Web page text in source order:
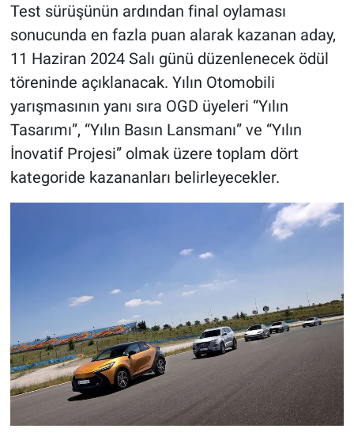
Test sürüşünün ardından final oylaması
sonucunda en fazla puan alarak kazanan aday,
11 Haziran 2024 Salı günü düzenlenecek ödül
töreninde açıklanacak. Yılın Otomobili
yarışmasının yanı sıra OGD üyeleri “Yılın
Tasarımı”, “Yılın Basın Lansmanı” ve “Yılın
İnovatif Projesi” olmak üzere toplam dört
kategoride kazananları belirleyecekler.